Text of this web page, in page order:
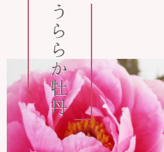
うららか牡丹